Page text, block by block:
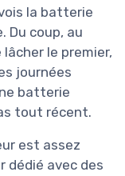
la batterie
Du coup, au
lâcher le premier,
journées
batterie
tout récent.
est assez
dédié avec des